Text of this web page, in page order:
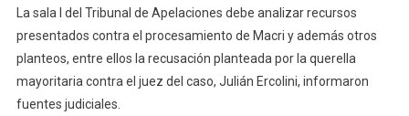
La sala I del Tribunal de Apelaciones debe analizar recursos
presentados contra el procesamiento de Macri y además otros
planteos, entre ellos la recusación planteada por la querella
mayoritaria contra el juez del caso, Julián Ercolini, informaron
fuentes judiciales.